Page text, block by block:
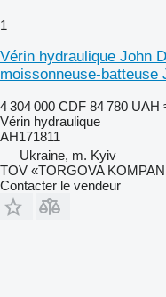
1
Vérin hydraulique John
moissonneuse-batteuse
4 304 000 CDF 84 780 UAH
Vérin hydraulique
AH171811
Ukraine, m. Kyiv
TOV «TORGOVA
Contacter le vendeur